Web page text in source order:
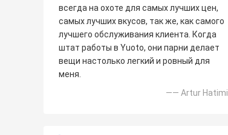
всегда на охоте для самых лучших цен,
самых лучших вкусов, так же, как самого
лучшего обслуживания клиента. Когда
штат работы в Yuoto, они парни делает
вещи настолько легкий и ровный для
меня.
—— Artur Hatimi